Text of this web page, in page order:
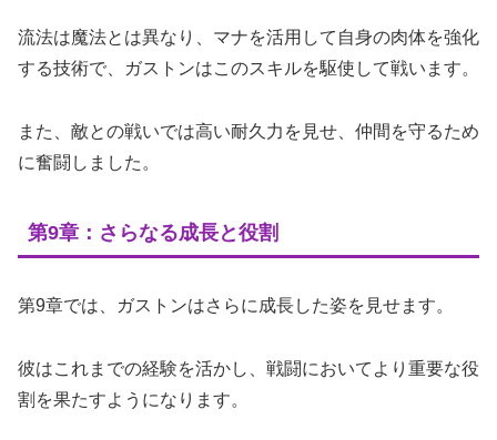
流法は魔法とは異なり、マナを活用して自身の肉体を強化
する技術で、ガストンはこのスキルを駆使して戦います。
また、敵との戦いでは高い耐久力を見せ、仲間を守るため
に奮闘しました。
第9章：さらなる成長と役割
第9章では、ガストンはさらに成長した姿を見せます。
彼はこれまでの経験を活かし、戦闘においてより重要な役
割を果たすようになります。